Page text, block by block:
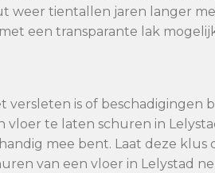
tientallen jaren langer
een transparante lak
is of beschadigingen
te laten schuren in
mee bent. Laat deze klus
van een vloer in Lelystad